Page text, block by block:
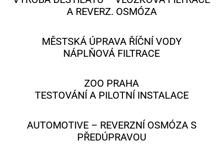
A REVERZ. OSMÓZA
MĚSTSKÁ ÚPRAVA ŘÍČNÍ VODY
NÁPLŇOVÁ FILTRACE
ZOO PRAHA
TESTOVÁNÍ A PILOTNÍ INSTALACE
AUTOMOTIVE – REVERZNÍ OSMÓZA S
PŘEDÚPRAVOU